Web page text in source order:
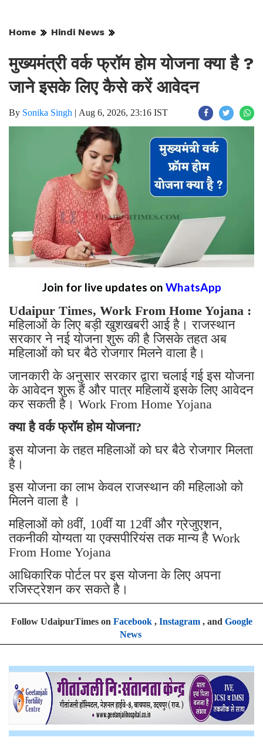
Home Hindi News
मुख्यमंत्री वर्क फ्रॉम होम योजना क्या है ?
जाने इसके लिए कैसे करें आवेदन
By Sonika Singh | Aug 6, 2026, 23:16 IST
Join for live updates on WhatsApp
Udaipur Times, Work From Home Yojana :
महिलाओं के लिए बड़ी खुशखबरी आई है। राजस्थान
सरकार ने नई योजना शुरू की है जिसके तहत अब
महिलाओं को घर बैठे रोजगार मिलने वाला है।
जानकारी के अनुसार सरकार द्वारा चलाई गई इस योजना
के आवेदन शुरू हैं और पात्र महिलायें इसके लिए आवेदन
कर सकती है। Work From Home Yojana
क्या है वर्क फ्रॉम होम योजना?
इस योजना के तहत महिलाओं को घर बैठे रोजगार मिलता
है।
इस योजना का लाभ केवल राजस्थान की महिलाओ को
मिलने वाला है ।
महिलाओं को 8वीं, 10वीं या 12वीं और ग्रेजुएशन,
तकनीकी योग्यता या एक्सपीरियंस तक मान्य है Work
From Home Yojana
आधिकारिक पोर्टल पर इस योजना के लिए अपना
रजिस्ट्रेशन कर सकते है।
Follow UdaipurTimes on Facebook, Instagram, and Google
News